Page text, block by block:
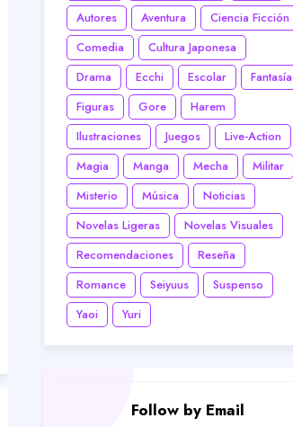
Autores
Aventura
Ciencia Ficción
Comedia
Cultura Japonesa
Drama
Ecchi Escolar
Fantasía
Figuras
Gore
Harem
Ilustraciones
Juegos
Live-Action
Magia
Manga Mecha
Militar
Misterio
Música
Noticias
Novelas Ligeras
Novelas Visuales
Recomendaciones
Reseña
Romance
Seiyuus
Suspenso
Yaoi
Yuri
Follow by Email